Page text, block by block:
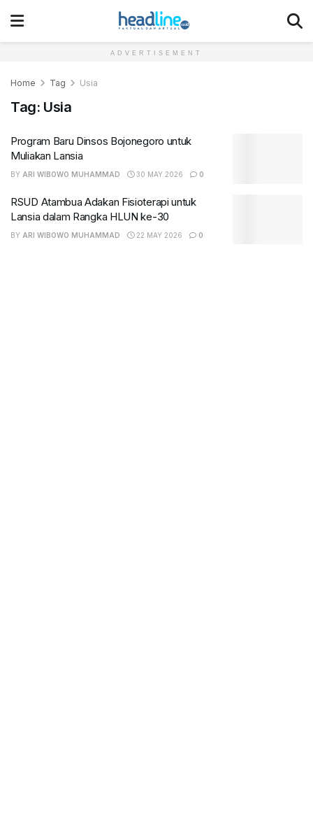
ADVERTISEMENT
Home Tag Usia
Tag: Usia
Program Baru Dinsos Bojonegoro untuk
Muliakan Lansia
BY ARI WIBOWO MUHAMMAD 30 MAY 2026 0
RSUD Atambua Adakan Fisioterapi untuk
Lansia dalam Rangka HLUN ke-30
BY ARI WIBOWO MUHAMMAD 22 MAY 2026 0